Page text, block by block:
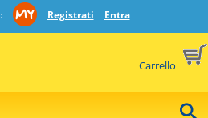
Registrati Entra
Carrello